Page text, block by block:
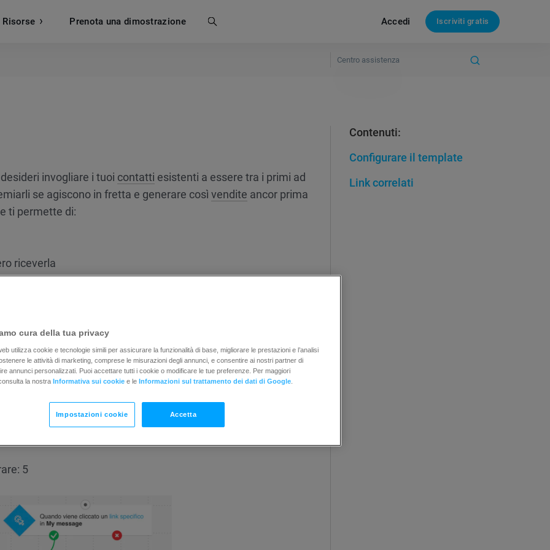
Risorse Prenota una dimostrazione
Cerca Accedi Iscriviti gratis
Contenuti:
Configurare il template
Link correlati
invogliare i tuoi contatti esistenti a essere tra i primi ad
se agiscono in fretta e generare così vendite ancor prima
ti permette di:
riceverla
tutti i contatti qualificati
specifico a tutti coloro che si sono mostrati interessati ma
partecipato e si sono qualificati e a coloro che hanno
(ciò ti aiuterà a decidere quale offerta e contenuti offrire a
5
cura della tua privacy
utilizza cookie e tecnologie simili per assicurare la funzionalità di base, migliorare le prestazioni e l’analisi
le attività di marketing, comprese le misurazioni degli annunci, e consentire ai nostri partner di
annunci personalizzati. Puoi accettare tutti i cookie o modificare le tue preferenze. Per maggiori
la nostra Informativa sui cookie e le Informazioni sul trattamento dei dati di Google
Impostazioni cookie Accetta